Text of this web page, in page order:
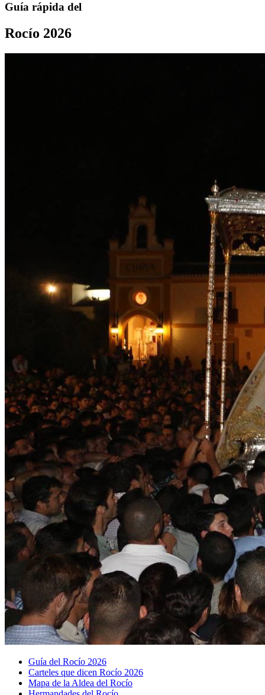
Guía rápida del
Rocío 2026
Guía del Rocío 2026
Carteles que dicen Rocío 2026
Mapa de la Aldea del Rocío